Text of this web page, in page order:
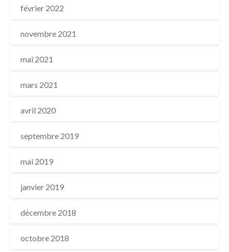
février 2022
novembre 2021
mai 2021
mars 2021
avril 2020
septembre 2019
mai 2019
janvier 2019
décembre 2018
octobre 2018